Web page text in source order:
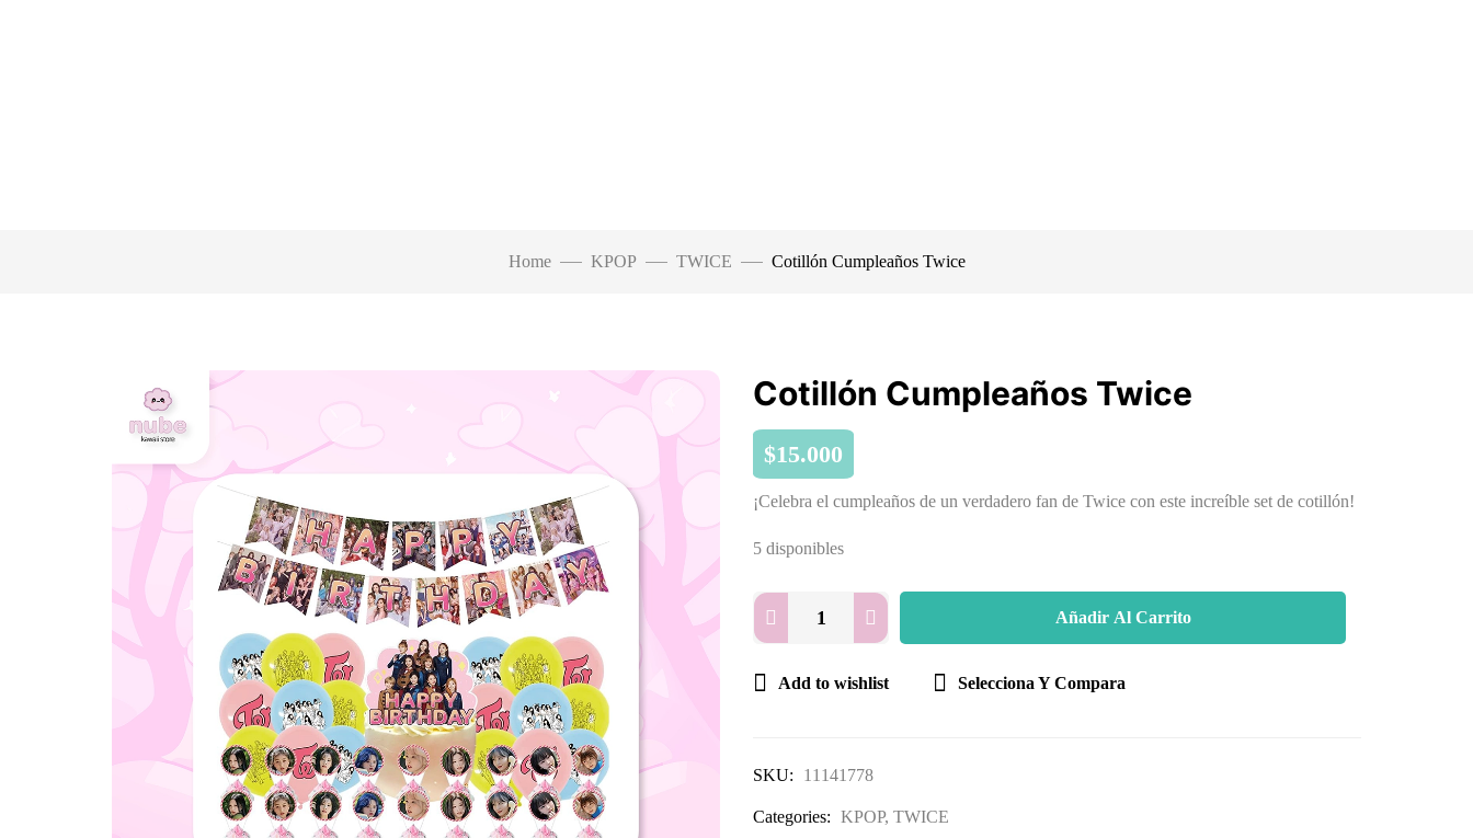
Home KPOP TWICE Cotillón Cumpleaños Twice
$15.000
Cotillón Cumpleaños Twice
¡Celebra el cumpleaños de un verdadero fan de Twice con este increíble set de cotillón!
5 disponibles
Añadir Al Carrito
Add to wishlist Selecciona Y Compara
SKU: 11141778
Categories: KPOP, TWICE